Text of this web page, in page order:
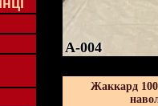
A-004
Жаккард